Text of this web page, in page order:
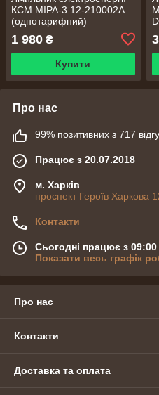
КСМ МІРА-3.12-210002А
(однотарифний)
1 980 ₴
Купити
Про нас
99% позитивних з 717
Працює з 20.07.2018
м. Харків
проспект Героїв Харкова
Контакти
Сьогодні працює з
Показати весь графік
Про нас
Контакти
Доставка та оплата